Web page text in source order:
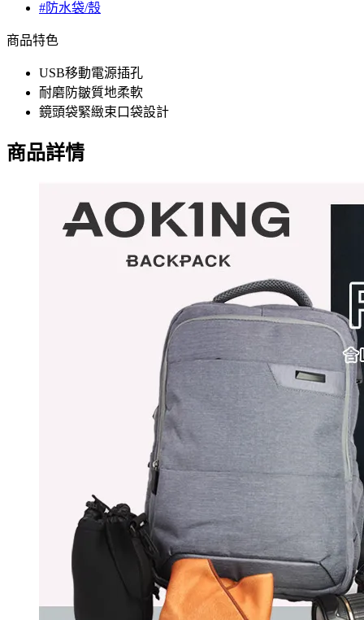
#防水袋/殼
商品特色
USB移動電源插孔
耐磨防皺質地柔軟
鏡頭袋緊緻束口袋設計
商品詳情